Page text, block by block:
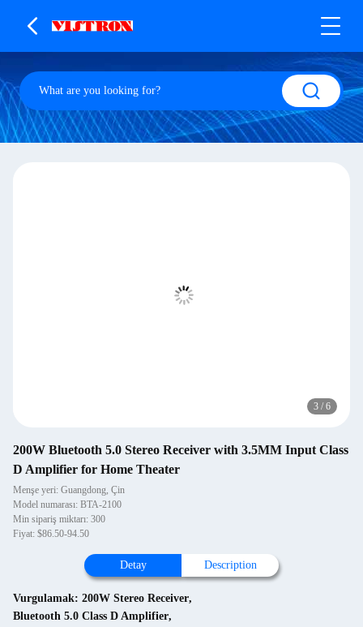
3 / 6
200W Bluetooth 5.0 Stereo Receiver with 3.5MM Input Class
D Amplifier for Home Theater
Menşe yeri: Guangdong, Çin
Model numarası: BTA-2100
Min sipariş miktarı: 300
Fiyat: $86.50-94.50
Detay Description
Vurgulamak: 200W Stereo Receiver,
Bluetooth 5.0 Class D Amplifier,